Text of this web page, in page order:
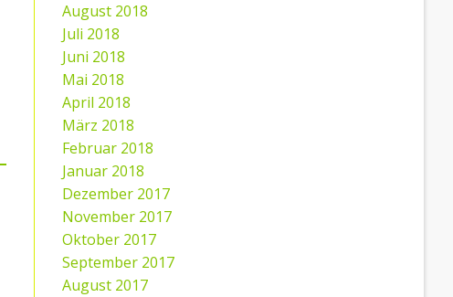
August 2018
Juli 2018
Juni 2018
Mai 2018
April 2018
März 2018
Februar 2018
Januar 2018
Dezember 2017
November 2017
Oktober 2017
September 2017
August 2017